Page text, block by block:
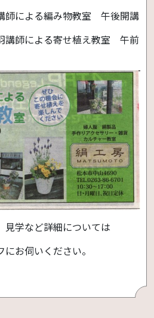
師による編み物教室 午後開講
講師による寄せ植え教室 午前
見学など詳細については
お伺いください。